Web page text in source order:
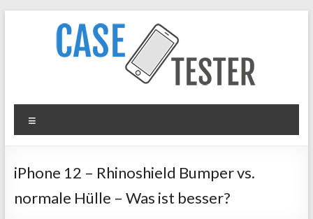
Case
Tester
Hüllen
&
iPhone 12 – Rhinoshield Bumper vs.
normale Hülle – Was ist besser?